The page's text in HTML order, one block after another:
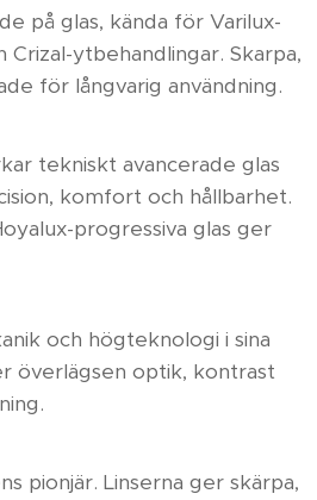
på glas, kända för Varilux-
Crizal-ytbehandlingar. Skarpa,
för långvarig användning.
tekniskt avancerade glas
komfort och hållbarhet.
progressiva glas ger
och högteknologi i sina
överlägsen optik, kontrast
pionjär. Linserna ger skärpa,